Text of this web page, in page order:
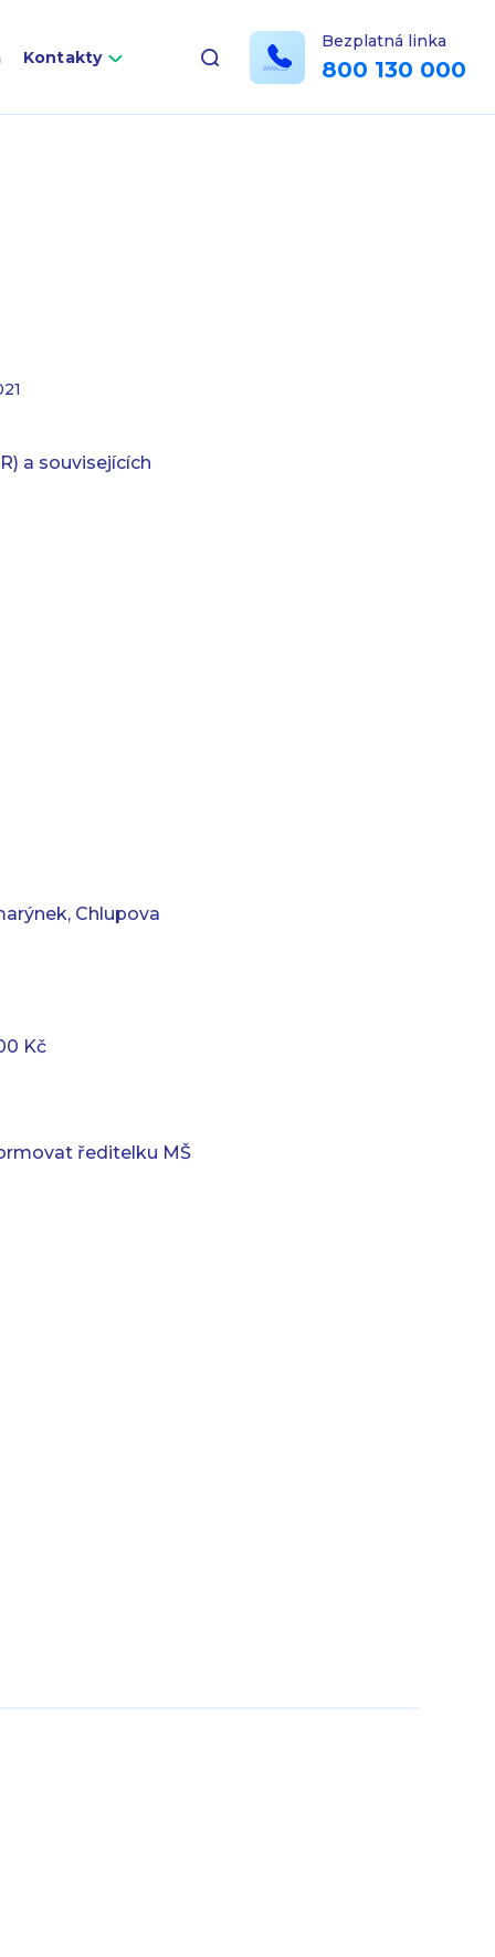
Kontakty
Bezplatná linka
800 130 000
a souvisejících
Chlupova
Kč
ředitelku MŠ